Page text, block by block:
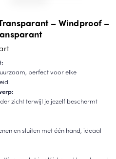
– Windproof –
perfect voor elke
zicht terwijl je jezelf beschermt
en sluiten met één hand, ideaal